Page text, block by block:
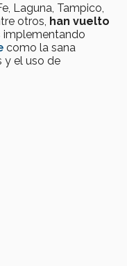
Laguna, Tampico,
otros, han vuelto
implementando
como la sana
y el uso de